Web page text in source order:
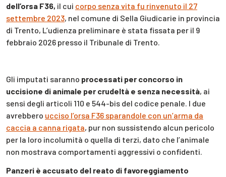
dell’orsa F36, il cui corpo senza vita fu rinvenuto il 27
settembre 2023, nel comune di Sella Giudicarie in provincia
di Trento, L’udienza preliminare è stata fissata per il 9
febbraio 2026 presso il Tribunale di Trento.
Gli imputati saranno processati per concorso in
uccisione di animale per crudeltà e senza necessità, ai
sensi degli articoli 110 e 544-bis del codice penale. I due
avrebbero ucciso l’orsa F36 sparandole con un’arma da
caccia a canna rigata, pur non sussistendo alcun pericolo
per la loro incolumità o quella di terzi, dato che l’animale
non mostrava comportamenti aggressivi o confidenti.
Panzeri è accusato del reato di favoreggiamento